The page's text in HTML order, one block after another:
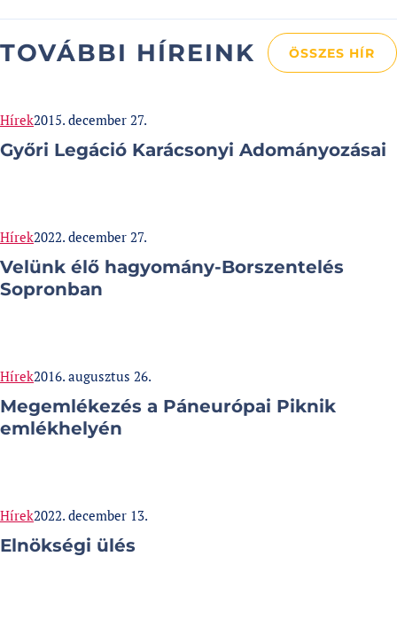
TOVÁBBI HÍREINK ÖSSZES HÍR
Categories:
HírekPublished at
2015. december 27.
Győri Legáció Karácsonyi Adományozásai
Categories:
HírekPublished at
2022. december 27.
Velünk élő hagyomány-Borszentelés
Sopronban
Categories:
HírekPublished at
2016. augusztus 26.
Megemlékezés a Páneurópai Piknik
emlékhelyén
Categories:
HírekPublished at
2022. december 13.
Elnökségi ülés